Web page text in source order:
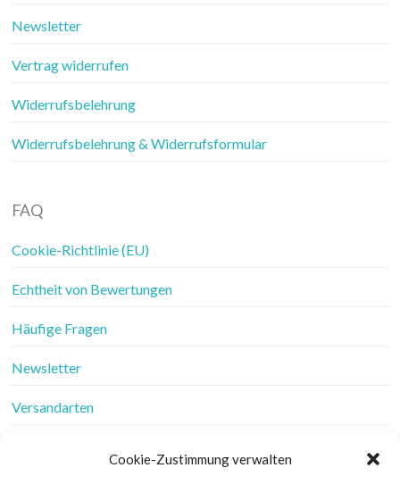
Cookie-Zustimmung verwalten
Newsletter
Vertrag widerrufen
Widerrufsbelehrung
Widerrufsbelehrung & Widerrufsformular
FAQ
Cookie-Richtlinie (EU)
Echtheit von Bewertungen
Häufige Fragen
Newsletter
Versandarten